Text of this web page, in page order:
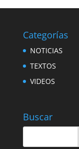
Categorías
NOTICIAS
TEXTOS
VIDEOS
Buscar